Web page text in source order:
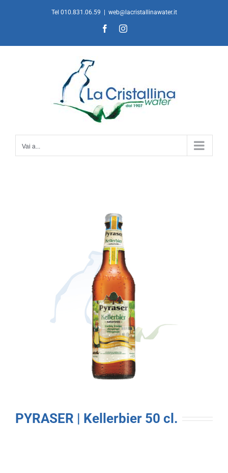
Tel 010.831.06.59 web@lacristallinawater.it
FacebookInstagram
Vai a...
PYRASER | Kellerbier 50 cl.